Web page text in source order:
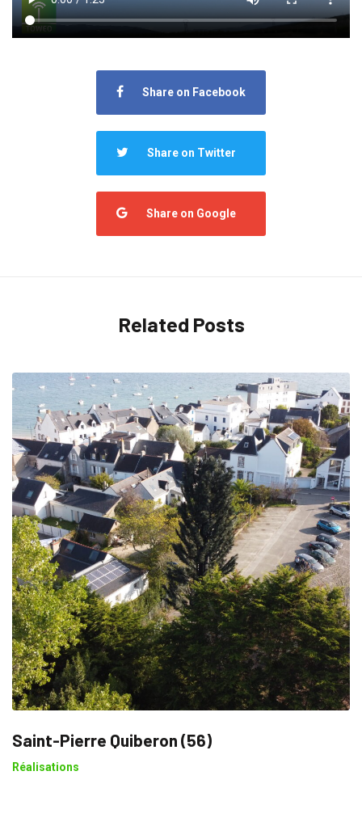
Share on Facebook
Share on Twitter
Share on Google
Related Posts
Saint-Pierre Quiberon (56)
Réalisations